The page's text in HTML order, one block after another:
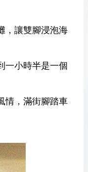
，讓雙腳浸泡海
一小時半是一個
情，滿街腳踏車